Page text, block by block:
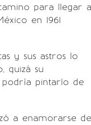
para llegar a
en 1961
y sus astros lo
quizá su
pintarlo de
a enamorarse